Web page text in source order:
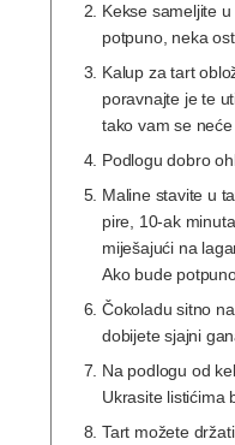
Kekse sameljite
potpuno, neka
Kalup za tart
poravnajte je te
tako vam se neće
Podlogu dobro
Maline stavite u
pire, 10-ak
miješajući na
Ako bude
Čokoladu sitno
dobijete sjajni
Na podlogu od
Ukrasite listićima
Tart možete